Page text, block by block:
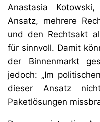
Anastasia
Ansatz, mehrere
und den Rechtsakt
für sinnvoll. Damit
der Binnenmarkt
jedoch: „Im
dieser Ansatz
Paketlösungen